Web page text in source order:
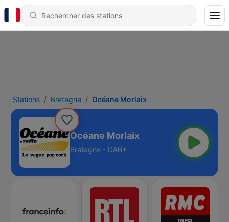
Stations Bretagne Océane Morlaix
Océane Morlaix
Bretagne - DAB+